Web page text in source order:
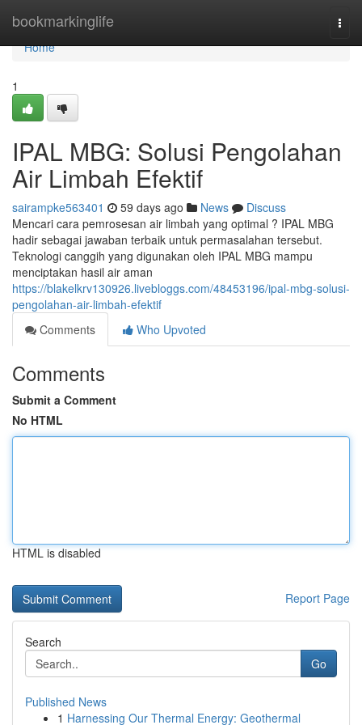
bookmarkinglife
Home
Home
1
IPAL MBG: Solusi Pengolahan
Air Limbah Efektif
sairampke563401 59 days ago News
Discuss
Mencari cara pemrosesan air limbah yang optimal ? IPAL MBG
hadir sebagai jawaban terbaik untuk permasalahan tersebut.
Teknologi canggih yang digunakan oleh IPAL MBG mampu
menciptakan hasil air aman
https://blakelkrv130926.livebloggs.com/48453196/ipal-mbg-solusi-
pengolahan-air-limbah-efektif
Comments
Who Upvoted
Comments
Submit a Comment
No HTML
HTML is disabled
Report Page
Search
Go
Published News
1 Harnessing Our Thermal Energy: Geothermal